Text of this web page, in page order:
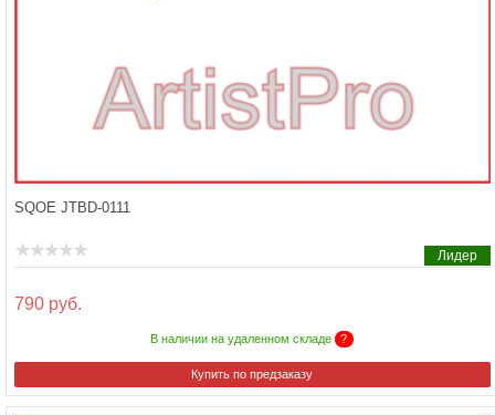
SQOE JTBD-0111
790 руб.
В наличии на удаленном складе ?
Купить по предзаказу
Лидер